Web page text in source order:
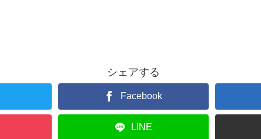
シェアする
Facebook
LINE